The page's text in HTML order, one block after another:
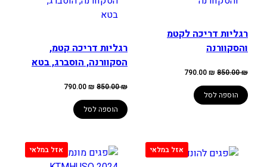
רגליות דריכה לקטמ
והסקוורנה
850.00₪ המחיר
היה:
850.00 ₪.
790.00₪
הוספה לסל
רגליות דריכה קטמ,
הסקוורנה, הוסברג, בטא
850.00₪ המחיר
היה:
850.00 ₪.
790.00₪
הוספה לסל